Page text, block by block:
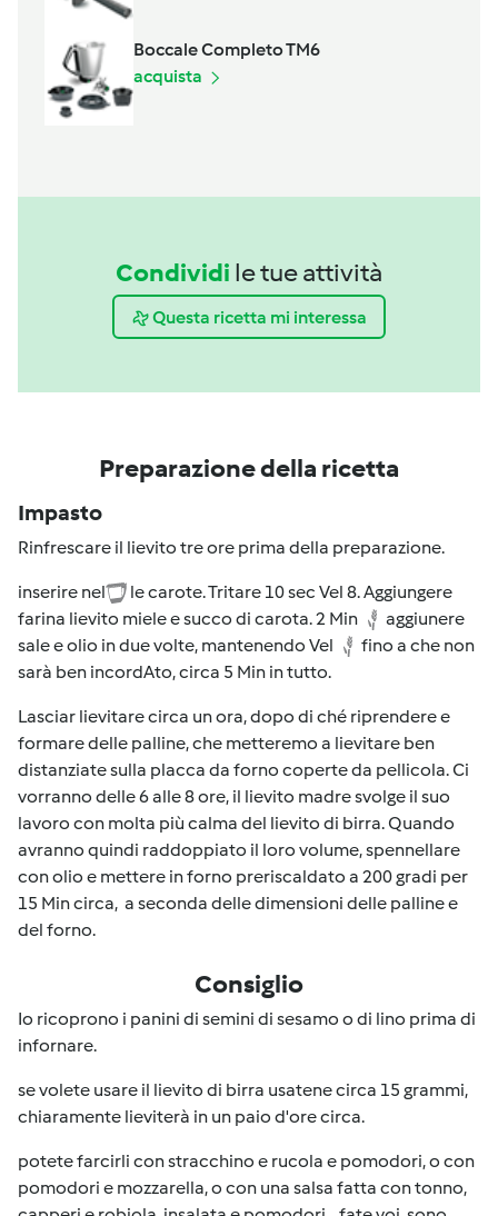
Boccale Completo TM6
acquista
Condividi le tue attività
Questa ricetta mi interessa
Preparazione della ricetta
Impasto
Rinfrescare il lievito tre ore prima della preparazione.
inserire nel
le carote. Tritare 10 sec Vel 8. Aggiungere
farina lievito miele e succo di carota. 2 Min
aggiunere
sale e olio in due volte, mantenendo Vel
fino a che non
sarà ben incordAto, circa 5 Min in tutto.
Lasciar lievitare circa un ora, dopo di ché riprendere e
formare delle palline, che metteremo a lievitare ben
distanziate sulla placca da forno coperte da pellicola. Ci
vorranno delle 6 alle 8 ore, il lievito madre svolge il suo
lavoro con molta più calma del lievito di birra. Quando
avranno quindi raddoppiato il loro volume, spennellare
con olio e mettere in forno preriscaldato a 200 gradi per
15 Min circa, a seconda delle dimensioni delle palline e
del forno.
Consiglio
Io ricoprono i panini di semini di sesamo o di lino prima di
infornare.
se volete usare il lievito di birra usatene circa 15 grammi,
chiaramente lieviterà in un paio d'ore circa.
potete farcirli con stracchino e rucola e pomodori, o con
pomodori e mozzarella, o con una salsa fatta con tonno,